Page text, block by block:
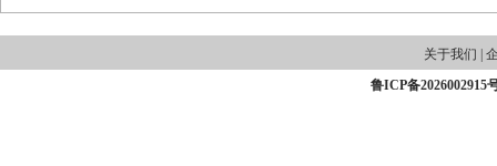
关于我们
鲁ICP备2026002915